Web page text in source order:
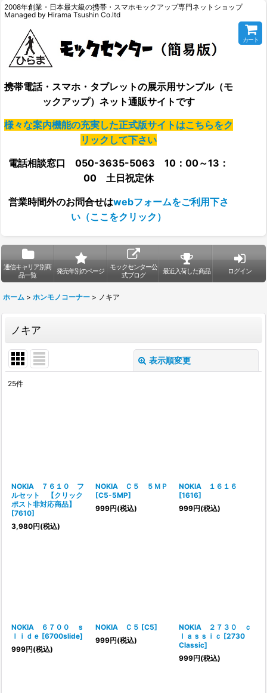
2008年創業・日本最大級の携帯・スマホモックアップ専門ネットショップ
Managed by Hirama Tsushin Co.ltd
携帯電話・スマホ・タブレットの展示用サンプル（モ
ックアップ）ネット通販サイトです
様々な案内機能の充実した正式版サイトはこちらをク
リックして下さい
電話相談窓口 050-3635-5063 10：00～13：
00 土日祝定休
営業時間外のお問合せはwebフォームをご利用下さ
い（ここをクリック）
カート
通信キャリア別商
品一覧
発売年別のページ
モックセンター公
式ブログ
最近入荷した商品 ログイン
ホーム > ホンモノコーナー > ノキア
ノキア
表示順変更
25件
NOKIA ７６１０ フ
ルセット 【クリック
ポスト非対応商品】
[7610]
3,980円(税込)
NOKIA Ｃ５ ５ＭＰ
[C5-5MP]
999円(税込)
NOKIA １６１６
[1616]
999円(税込)
NOKIA ６７００ ｓ
ｌｉｄｅ [6700slide]
999円(税込)
NOKIA Ｃ５ [C5]
999円(税込)
NOKIA ２７３０ ｃ
ｌａｓｓｉｃ [2730
Classic]
999円(税込)